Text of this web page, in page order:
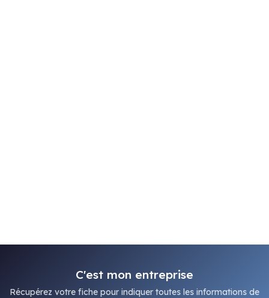
C'est mon entreprise
Récupérez votre fiche pour indiquer toutes les informations de